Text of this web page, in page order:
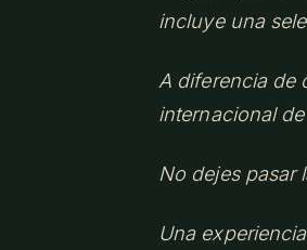
incluye una
A diferencia de
internacional
No dejes pasar
Una